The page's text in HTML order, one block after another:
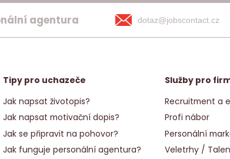
agentura dotaz@jobscontact.cz
Tipy pro uchazeče
Jak napsat životopis?
Jak napsat motivační dopis?
Jak se připravit na pohovor?
Jak funguje personální agentura?
Služby pro
Recruitment a
Profi nábor
Personální
Veletrhy /